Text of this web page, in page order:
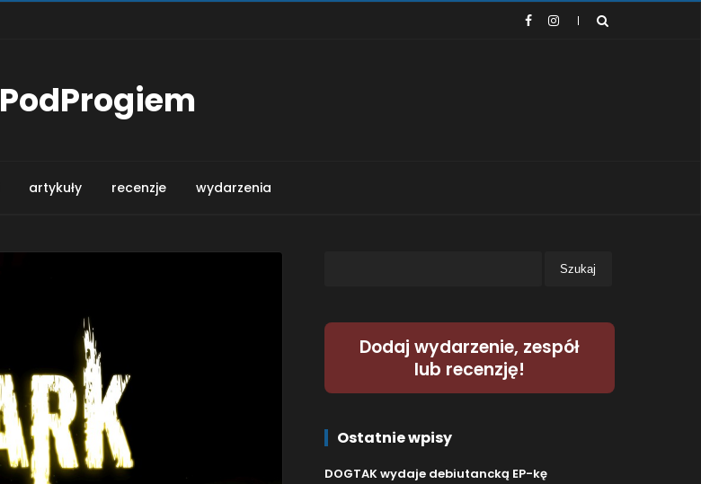
PodProgiem
artykuły recenzje wydarzenia
Dodaj wydarzenie, zespół
lub recenzję!
Ostatnie wpisy
DOGTAK wydaje debiutancką EP-kę